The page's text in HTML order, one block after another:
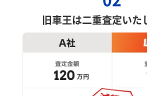
旧車王は二重査定いた